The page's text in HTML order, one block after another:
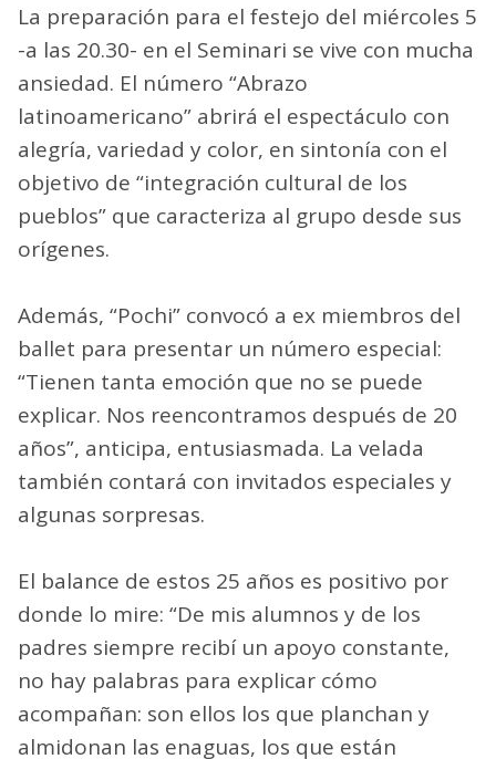
La preparación para el festejo del miércoles 5
-a las 20.30- en el Seminari se vive con mucha
ansiedad. El número “Abrazo
latinoamericano” abrirá el espectáculo con
alegría, variedad y color, en sintonía con el
objetivo de “integración cultural de los
pueblos” que caracteriza al grupo desde sus
orígenes.
Además, “Pochi” convocó a ex miembros del
ballet para presentar un número especial:
“Tienen tanta emoción que no se puede
explicar. Nos reencontramos después de 20
años”, anticipa, entusiasmada. La velada
también contará con invitados especiales y
algunas sorpresas.
El balance de estos 25 años es positivo por
donde lo mire: “De mis alumnos y de los
padres siempre recibí un apoyo constante,
no hay palabras para explicar cómo
acompañan: son ellos los que planchan y
almidonan las enaguas, los que están